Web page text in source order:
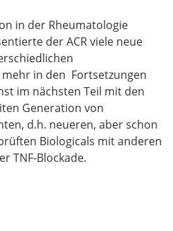
in der Rheumatologie
der ACR viele neue
in den Fortsetzungen
im nächsten Teil mit den
Generation von
d.h. neueren, aber schon
Biologicals mit anderen
TNF-Blockade.